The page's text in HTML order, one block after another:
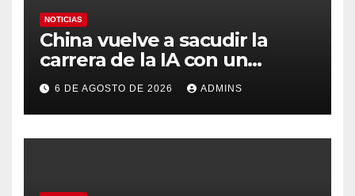
NOTICIAS
China vuelve a sacudir la
carrera de la IA con un
modelo capaz de trabajar
durante días sin intervención
humana
6 DE AGOSTO DE 2026 ADMINS